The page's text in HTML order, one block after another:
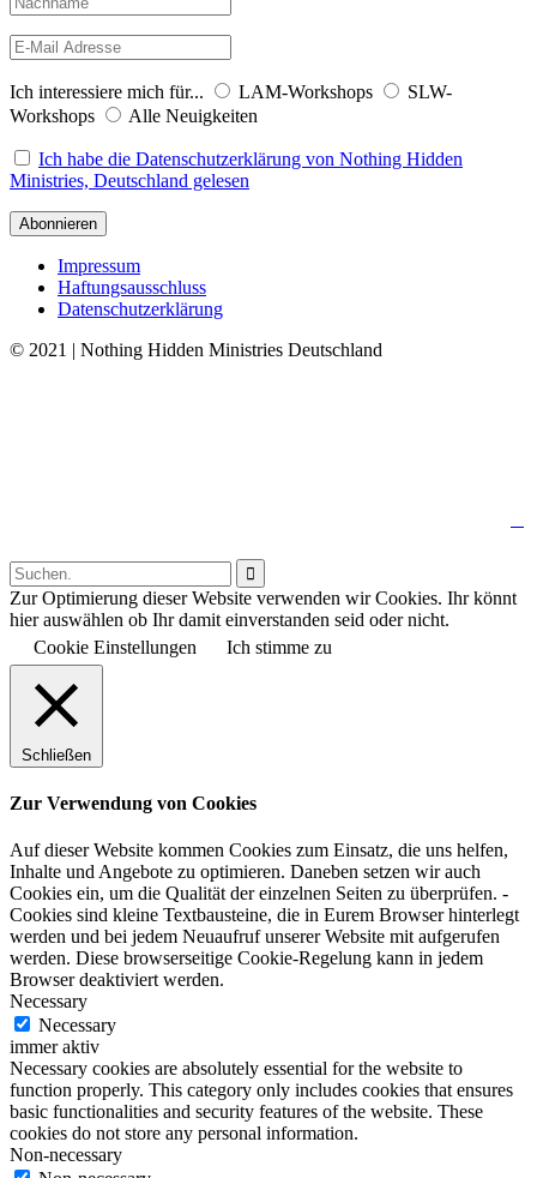
Ich interessiere mich für... LAM-Workshops
SLW-
Workshops
Alle Neuigkeiten
Ich habe die Datenschutzerklärung von Nothing Hidden
Ministries, Deutschland gelesen
Impressum
Haftungsausschluss
Datenschutzerklärung
© 2021 | Nothing Hidden Ministries Deutschland

Zur Optimierung dieser Website verwenden wir Cookies. Ihr könnt
hier auswählen ob Ihr damit einverstanden seid oder nicht.
Cookie Einstellungen
Ich stimme zu
Schließen
Zur Verwendung von Cookies
Auf dieser Website kommen Cookies zum Einsatz, die uns helfen,
Inhalte und Angebote zu optimieren. Daneben setzen wir auch
Cookies ein, um die Qualität der einzelnen Seiten zu überprüfen. -
Cookies sind kleine Textbausteine, die in Eurem Browser hinterlegt
werden und bei jedem Neuaufruf unserer Website mit aufgerufen
werden. Diese browserseitige Cookie-Regelung kann in jedem
Browser deaktiviert werden.
Necessary
Necessary
immer aktiv
Necessary cookies are absolutely essential for the website to
function properly. This category only includes cookies that ensures
basic functionalities and security features of the website. These
cookies do not store any personal information.
Non-necessary